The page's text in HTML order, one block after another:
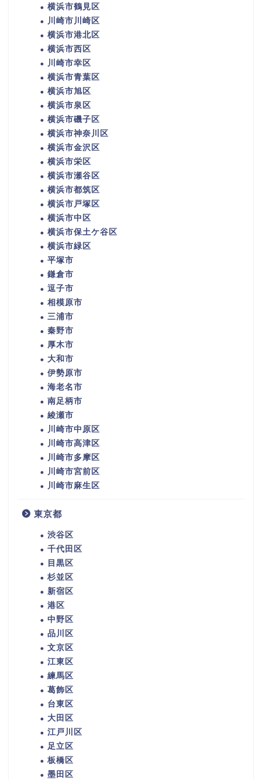
横浜市鶴見区
川崎市川崎区
横浜市港北区
横浜市西区
川崎市幸区
横浜市青葉区
横浜市旭区
横浜市泉区
横浜市磯子区
横浜市神奈川区
横浜市金沢区
横浜市栄区
横浜市瀬谷区
横浜市都筑区
横浜市戸塚区
横浜市中区
横浜市保土ケ谷区
横浜市緑区
平塚市
鎌倉市
逗子市
相模原市
三浦市
秦野市
厚木市
大和市
伊勢原市
海老名市
南足柄市
綾瀬市
川崎市中原区
川崎市高津区
川崎市多摩区
川崎市宮前区
川崎市麻生区
東京都
渋谷区
千代田区
目黒区
杉並区
新宿区
港区
中野区
品川区
文京区
江東区
練馬区
葛飾区
台東区
大田区
江戸川区
足立区
板橋区
墨田区